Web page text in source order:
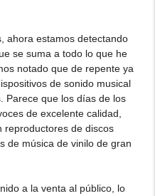
ahora estamos detectando
se suma a todo lo que he
notado que de repente ya
de sonido musical
Parece que los días de los
de excelente calidad,
reproductores de discos
de música de vinilo de gran
a la venta al público, lo